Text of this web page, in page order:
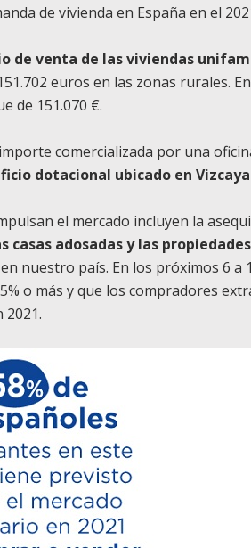
de vivienda en España en el
de venta de las viviendas
euros en las zonas rurales.
de 151.070 €.
comercializada por una
dotacional ubicado en
el mercado incluyen la
casas adosadas y las
nuestro país. En los próximos 6 a
o más y que los compradores
2021.